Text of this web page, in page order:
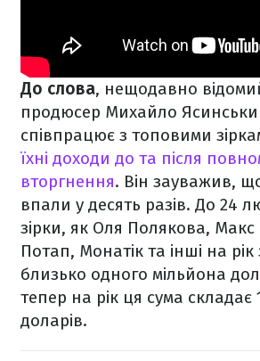
До слова, нещодавно
продюсер Михайло
співпрацює з топовими
їхні доходи до та після
вторгнення. Він зауважив,
впали у десять разів. До 24
зірки, як Оля Полякова, Макс
Потап, Монатік та інші на
близько одного мільйона
тепер на рік ця сума складає
доларів.